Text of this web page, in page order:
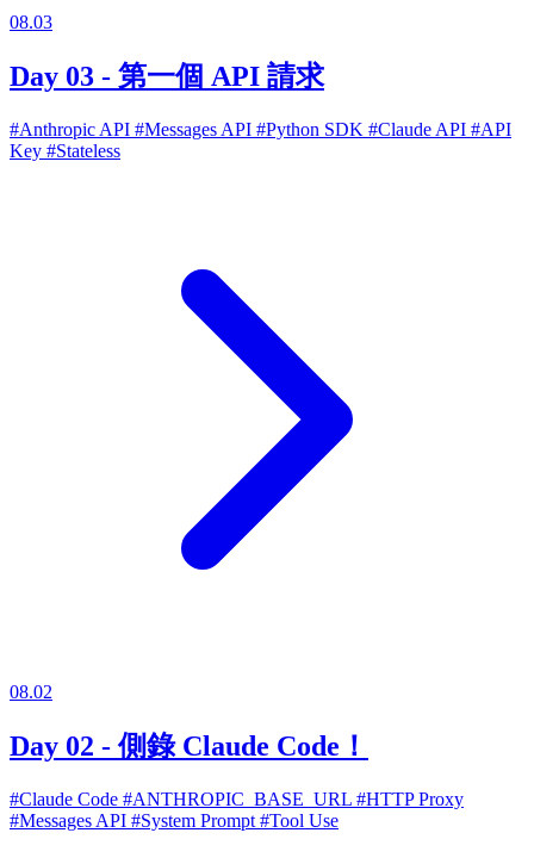
08.03
Day 03 - 第一個 API 請求
#Anthropic API #Messages API #Python SDK #Claude API #API
Key #Stateless
08.02
Day 02 - 側錄 Claude Code！
#Claude Code #ANTHROPIC_BASE_URL #HTTP Proxy
#Messages API #System Prompt #Tool Use